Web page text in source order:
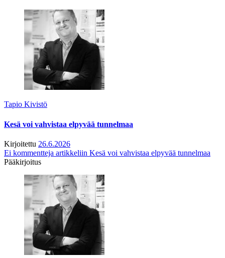
Tapio Kivistö
Kesä voi vahvistaa elpyvää tunnelmaa
Kirjoitettu 26.6.2026
Ei kommentteja artikkeliin Kesä voi vahvistaa elpyvää tunnelmaa
Pääkirjoitus